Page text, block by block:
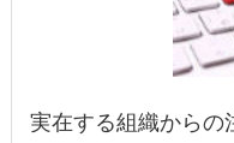
実在する組織からの